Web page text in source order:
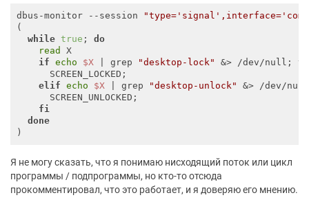
dbus-monitor --session
(
while true ; do
read
X
if
echo $X | grep "desktop-lock" &> /dev/null;
      SCREEN_LOCKED;
elif
echo $X | grep "desktop-unlock"
&> /dev/
      SCREEN_UNLOCKED;
fi
done
Я не могу сказать, что я понимаю нисходящий поток или цикл
программы / подпрограммы, но кто-то отсюда
прокомментировал, что это работает, и я доверяю его мнению.